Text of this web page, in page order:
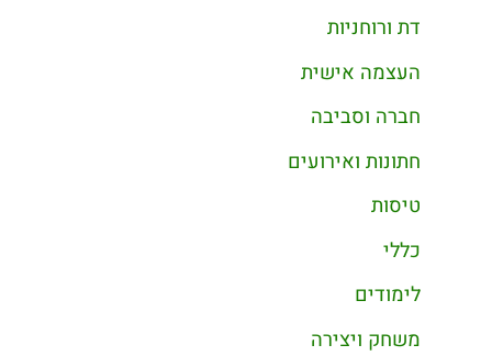
דת ורוחניות
העצמה אישית
חברה וסביבה
חתונות ואירועים
טיסות
כללי
לימודים
משחק ויצירה